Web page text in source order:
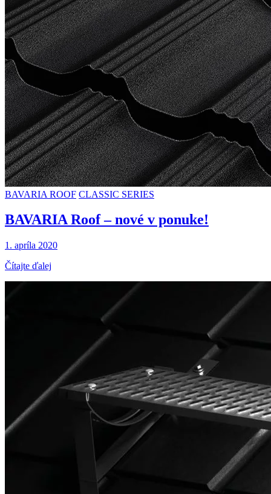
BAVARIA ROOF CLASSIC SERIES
BAVARIA Roof – nové v ponuke!
1. apríla 2020
Čítajte ďalej